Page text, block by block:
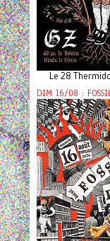
Le 28
DIM 16/08 :